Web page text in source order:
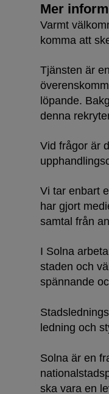
Mer
Varmt
komma att
Tjänsten är
löpande.
denna
Vid frågor är
Vi tar enbart
har gjort
samtal från
I Solna
staden och
spännande
ledning och
Solna är en
ska vara en